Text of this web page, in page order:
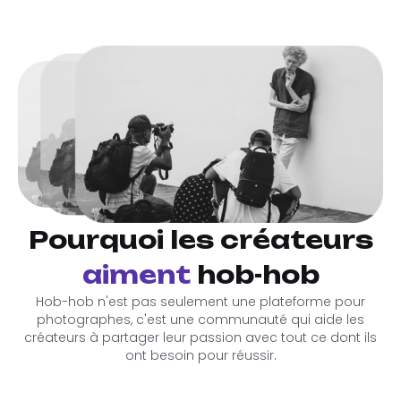
you covered!
Pourquoi les créateurs
aiment hob-hob
Hob-hob n'est pas seulement une plateforme pour
photographes, c'est une communauté qui aide les
créateurs à partager leur passion avec tout ce dont ils
ont besoin pour réussir.